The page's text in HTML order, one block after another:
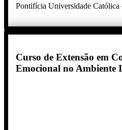
Pontifícia Universidade Católica
Curso de Extensão em
Emocional no Ambiente